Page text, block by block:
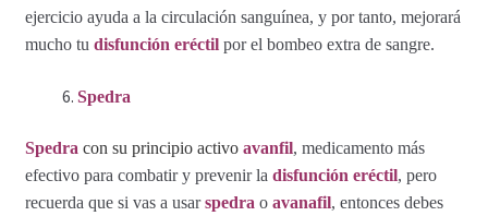
ejercicio ayuda a la circulación sanguínea, y por tanto, mejorará
mucho tu disfunción eréctilpor el bombeo extra de sangre.
Spedra
Spedra con su principio activoavanfil, medicamento más
efectivo para combatir y prevenir la disfunción eréctil, pero
recuerda que si vas a usarspedra o avanafil, entonces debes